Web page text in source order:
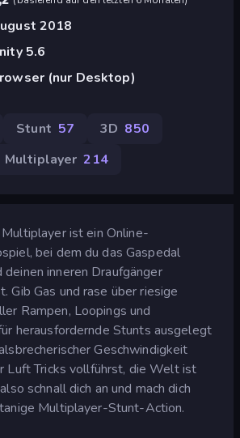
2018
5.6
(nur Desktop)
Stunt 57 3D 850
Multiplayer 214
ist ein Online-
bei dem du das Gaspedal
deinen inneren Draufgänger
Gib Gas und rase über riesige
Rampen, Loopings und
herausfordernde Stunts ausgelegt
Geschwindigkeit
Luft Tricks vollführst, die Welt ist
schnall dich an und mach dich
Multiplayer-Stunt-Action.